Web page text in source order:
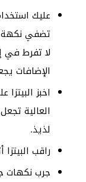
عليك
تضفي نكهة
لا تفرط في
الإضافات
اخبز
العالية
لذيذ.
راقب البيتزا
جرب نكهات